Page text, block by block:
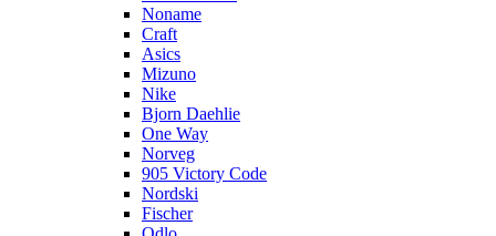
Noname
Craft
Asics
Mizuno
Nike
Bjorn Daehlie
One Way
Norveg
905 Victory Code
Nordski
Fischer